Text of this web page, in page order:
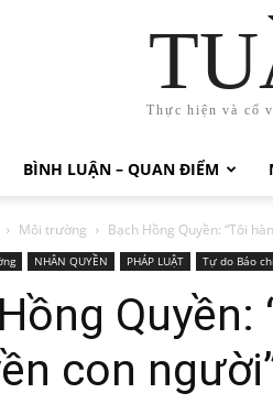
Thực hiện và cổ
BÌNH LUẬN – QUAN ĐIỂM
Môi trường Bạch Hồng Quyền: “Tôi
NHÂN QUYỀN PHÁP LUẬT Tự do Báo
con